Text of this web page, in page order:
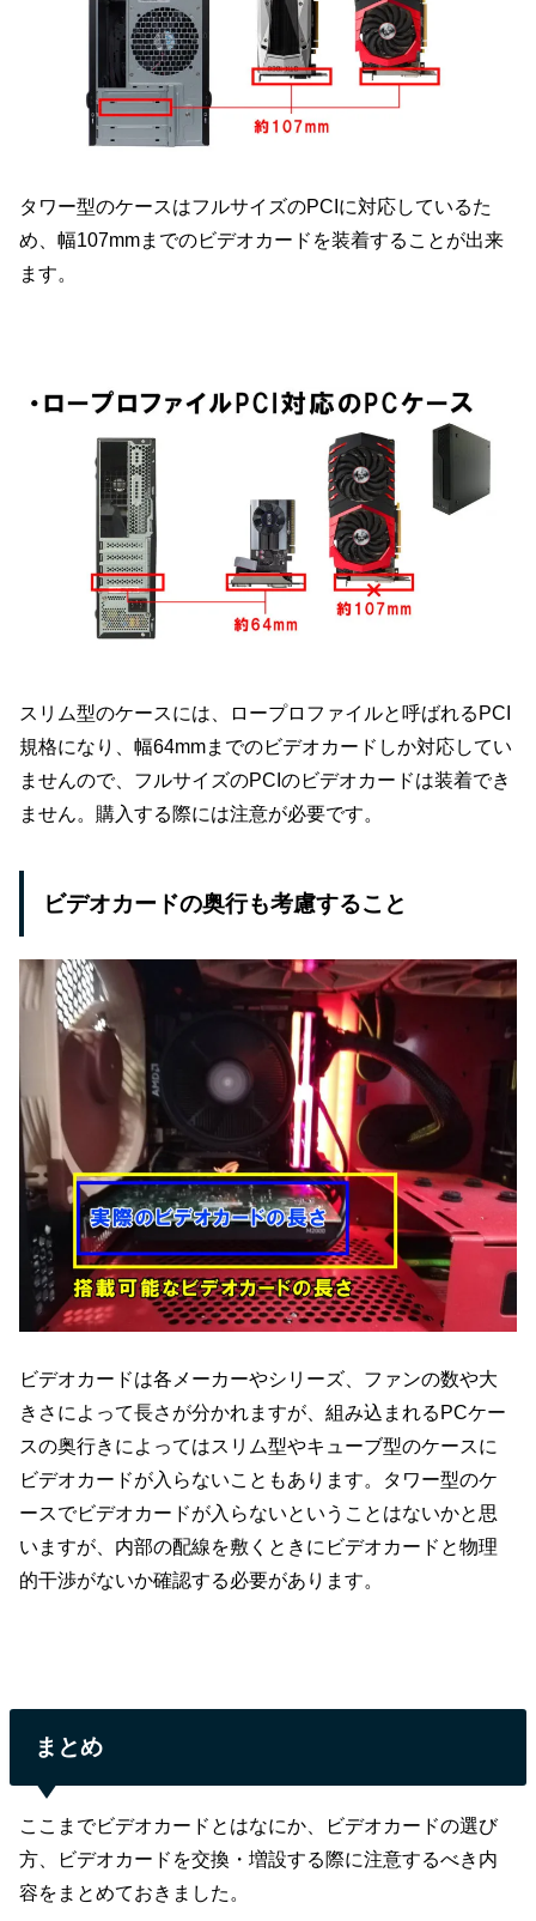
タワー型のケースはフルサイズのPCIに対応しているた
め、幅107mmまでのビデオカードを装着することが出来
ます。
スリム型のケースには、ロープロファイルと呼ばれるPCI
規格になり、幅64mmまでのビデオカードしか対応してい
ませんので、フルサイズのPCIのビデオカードは装着でき
ません。購入する際には注意が必要です。
ビデオカードの奥行も考慮すること
ビデオカードは各メーカーやシリーズ、ファンの数や大
きさによって長さが分かれますが、組み込まれるPCケー
スの奥行きによってはスリム型やキューブ型のケースに
ビデオカードが入らないこともあります。タワー型のケ
ースでビデオカードが入らないということはないかと思
いますが、内部の配線を敷くときにビデオカードと物理
的干渉がないか確認する必要があります。
まとめ
ここまでビデオカードとはなにか、ビデオカードの選び
方、ビデオカードを交換・増設する際に注意するべき内
容をまとめておきました。